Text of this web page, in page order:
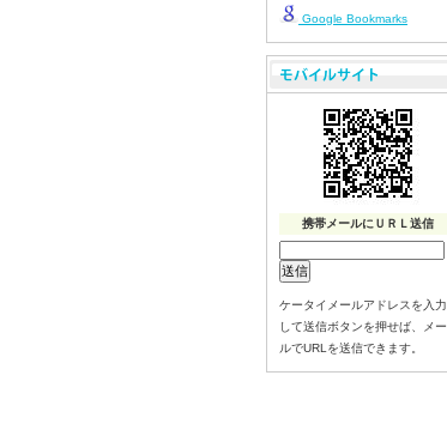
Google Bookmarks
携帯メールにＵＲＬ送信
ケータイメールアドレスを入力
して送信ボタンを押せば、メー
ルでURLを送信できます。